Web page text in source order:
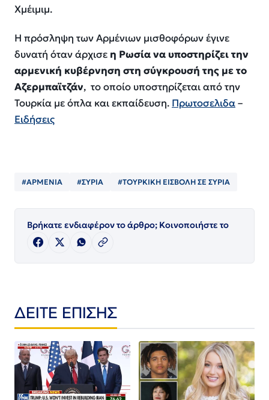
Χμέιμιμ.
Η πρόσληψη των Αρμένιων μισθοφόρων έγινε
δυνατή όταν άρχισε η Ρωσία να υποστηρίζει την
αρμενική κυβέρνηση στη σύγκρουσή της με το
Αζερμπαϊτζάν, το οποίο υποστηρίζεται από την
Τουρκία με όπλα και εκπαίδευση. Πρωτοσελιδα–
Ειδήσεις
#ΑΡΜΕΝΙΑ #ΣΥΡΙΑ #ΤΟΥΡΚΙΚΗ ΕΙΣΒΟΛΗ ΣΕ ΣΥΡΙΑ
Βρήκατε ενδιαφέρον το άρθρο; Κοινοποιήστε το
ΔΕΙΤΕ ΕΠΙΣΗΣ